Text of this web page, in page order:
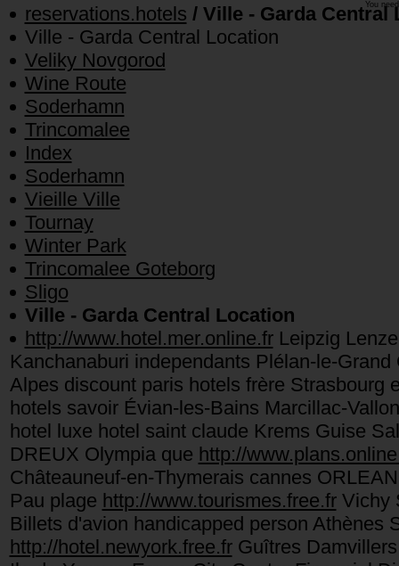
You
reservations.hotels / Ville - Garda Central
Ville - Garda Central Location
Veliky Novgorod
Wine Route
Soderhamn
Trincomalee
Index
Soderhamn
Vieille Ville
Tournay
Winter Park
Trincomalee Goteborg
Sligo
Ville - Garda Central Location
http://www.hotel.mer.online.frLeipzig
Kanchanaburi independants Plélan-le-
Alpes discount paris hotels frère Strasbourg
hotels savoir Évian-les-Bains Marcillac-
hotel luxe hotel saint claude Krems Guise
DREUX Olympia que http://
Châteauneuf-en-Thymerais cannes
Pau plage http://www.tourismes.free.frVichy
Billets d'avion handicapped person Athènes
http://hotel.newyork.free.frGuîtres